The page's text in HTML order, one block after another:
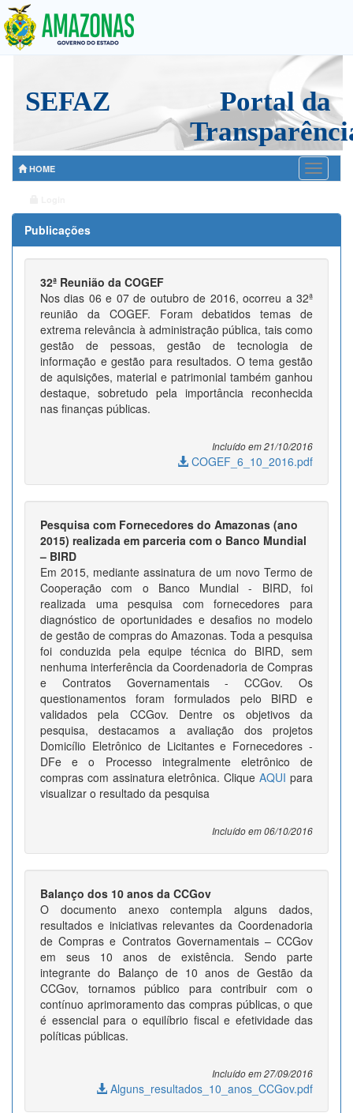
SEFAZ
Portal da
HOME
Publicações
32ª Reunião da COGEF
Nos dias 06 e 07 de outubro de 2016, ocorreu a 32ª
reunião da COGEF. Foram debatidos temas de
extrema relevância à administração pública, tais como
gestão de pessoas, gestão de tecnologia de
informação e gestão para resultados. O tema gestão
de aquisições, material e patrimonial também ganhou
destaque, sobretudo pela importância reconhecida
nas finanças públicas.
Incluído em 21/10/2016
COGEF_6_10_2016.pdf
Pesquisa com Fornecedores do Amazonas (ano
2015) realizada em parceria com o Banco Mundial
– BIRD
Em 2015, mediante assinatura de um novo Termo de
Cooperação com o Banco Mundial - BIRD, foi
realizada uma pesquisa com fornecedores para
diagnóstico de oportunidades e desafios no modelo
de gestão de compras do Amazonas. Toda a pesquisa
foi conduzida pela equipe técnica do BIRD, sem
nenhuma interferência da Coordenadoria de Compras
e Contratos Governamentais - CCGov. Os
questionamentos foram formulados pelo BIRD e
validados pela CCGov. Dentre os objetivos da
pesquisa, destacamos a avaliação dos projetos
Domicílio Eletrônico de Licitantes e Fornecedores -
DFe e o Processo integralmente eletrônico de
compras com assinatura eletrônica. CliqueAQUIpara
visualizar o resultado da pesquisa
Incluído em 06/10/2016
Balanço dos 10 anos da CCGov
O documento anexo contempla alguns dados,
resultados e iniciativas relevantes da Coordenadoria
de Compras e Contratos Governamentais – CCGov
em seus 10 anos de existência. Sendo parte
integrante do Balanço de 10 anos de Gestão da
CCGov, tornamos público para contribuir com o
contínuo aprimoramento das compras públicas, o que
é essencial para o equilíbrio fiscal e efetividade das
políticas públicas.
Incluído em 27/09/2016
Alguns_resultados_10_anos_CCGov.pdf